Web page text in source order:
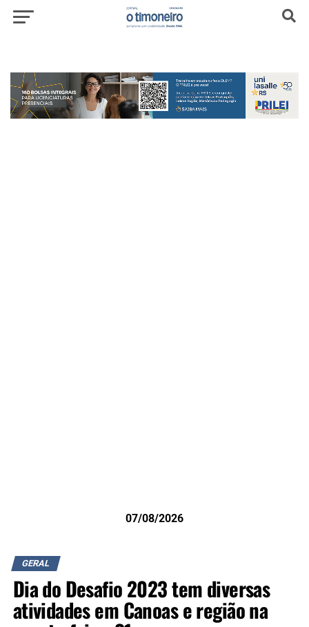
07/08/2026
GERAL
Dia do Desafio 2023 tem diversas
atividades em Canoas e região na